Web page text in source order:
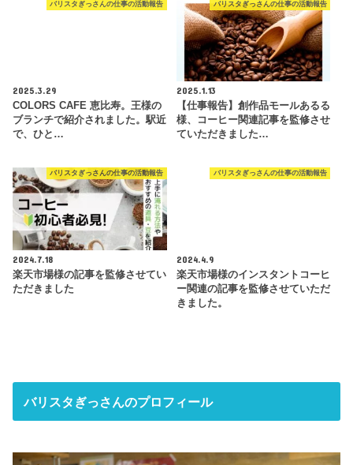
バリスタぎっさんの仕事の活動報告
2025.3.29
COLORS CAFE 恵比寿。王様の
ブランチで紹介されました。駅近
で、ひと…
バリスタぎっさんの仕事の活動報告
2025.1.13
【仕事報告】創作品モールあるる
様、コーヒー関連記事を監修させ
ていただきました…
バリスタぎっさんの仕事の活動報告
2024.7.18
楽天市場様の記事を監修させてい
ただきました
バリスタぎっさんの仕事の活動報告
2024.4.9
楽天市場様のインスタントコーヒ
ー関連の記事を監修させていただ
きました。
バリスタぎっさんのプロフィール